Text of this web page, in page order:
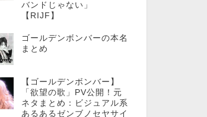
バンドじゃない」
【RIJF】
ゴールデンボンバーの本名
まとめ
【ゴールデンボンバー】
「欲望の歌」PV公開！元
ネタまとめ：ビジュアル系
あるあるゼンブノセヤサイ